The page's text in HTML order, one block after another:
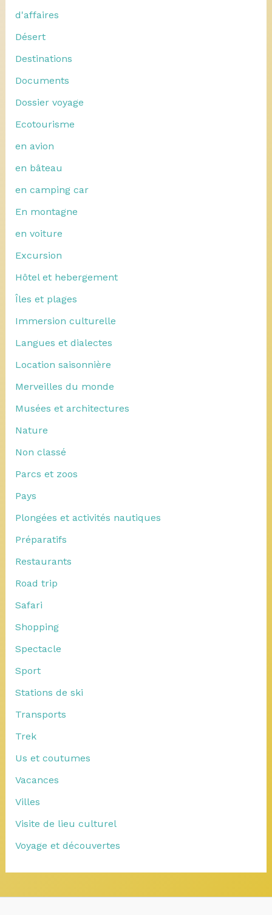
d'affaires
Désert
Destinations
Documents
Dossier voyage
Ecotourisme
en avion
en bâteau
en camping car
En montagne
en voiture
Excursion
Hôtel et hebergement
Îles et plages
Immersion culturelle
Langues et dialectes
Location saisonnière
Merveilles du monde
Musées et architectures
Nature
Non classé
Parcs et zoos
Pays
Plongées et activités nautiques
Préparatifs
Restaurants
Road trip
Safari
Shopping
Spectacle
Sport
Stations de ski
Transports
Trek
Us et coutumes
Vacances
Villes
Visite de lieu culturel
Voyage et découvertes